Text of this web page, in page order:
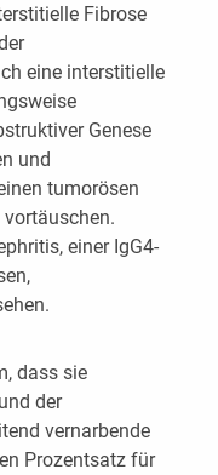
Fibrose
eine interstitielle
Genese
und
tumorösen
einer IgG4-
dass sie
der
vernarbende
Prozentsatz für